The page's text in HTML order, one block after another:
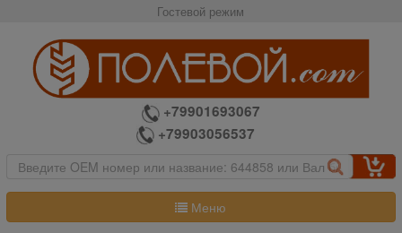
Гостевой режим
+79901693067
+79903056537
Меню